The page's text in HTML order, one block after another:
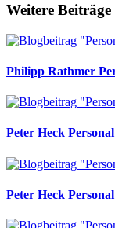
Weitere Beiträge
Philipp Rathmer
Peter Heck Personal
Peter Heck Personal